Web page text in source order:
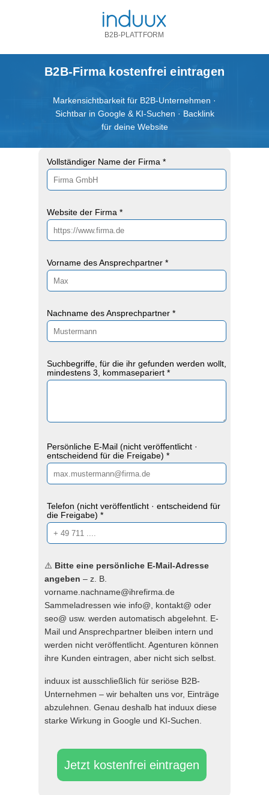
B2B-Firma kostenfrei eintragen
B2B-PLATTFORM
Vollständiger Name der Firma *
Website der Firma *
Vorname des Ansprechpartner *
Nachname des Ansprechpartner *
Suchbegriffe, für die ihr gefunden werden wollt,
mindestens 3, kommasepariert *
Persönliche E-Mail (nicht veröffentlicht ·
entscheidend für die Freigabe) *
Telefon (nicht veröffentlicht · entscheidend für
die Freigabe) *
Jetzt kostenfrei eintragen
⚠️ Bitte eine persönliche E-Mail-Adresse
angeben – z. B.
vorname.nachname@ihrefirma.de
Sammeladressen wie info@, kontakt@ oder
seo@ usw. werden automatisch abgelehnt. E-
Mail und Ansprechpartner bleiben intern und
werden nicht veröffentlicht. Agenturen können
ihre Kunden eintragen, aber nicht sich selbst.
induux ist ausschließlich für seriöse B2B-
Unternehmen – wir behalten uns vor, Einträge
abzulehnen. Genau deshalb hat induux diese
starke Wirkung in Google und KI-Suchen.
Markensichtbarkeit für B2B-Unternehmen ·
Sichtbar in Google & KI-Suchen · Backlink
für deine Website